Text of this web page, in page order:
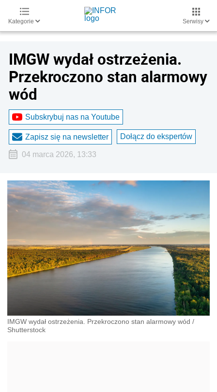
Kategorie Serwisy
IMGW wydał ostrzeżenia.
Przekroczono stan alarmowy
wód
Subskrybuj nas na Youtube
Zapisz się na newsletter Dołącz do ekspertów
04 marca 2026, 13:33
IMGW wydał ostrzeżenia. Przekroczono stan alarmowy wód /
Shutterstock